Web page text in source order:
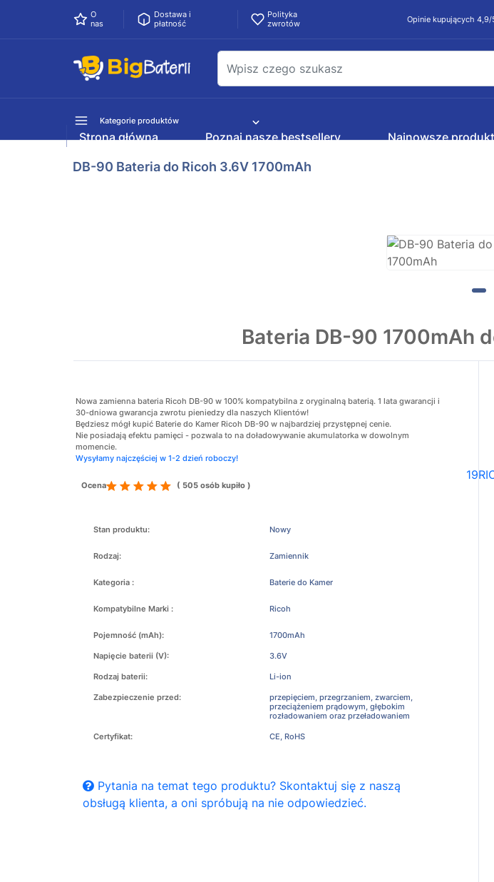
O
nas
Dostawa i
płatność
Polityka
zwrotów
Opinie kupujących 4,9/
Kategorie produktów
Strona główna Poznaj nasze bestsellery Najnowsze
DB-90 Bateria do Ricoh 3.6V 1700mAh
Bateria DB-90 1700mAh
Nowa zamienna bateria Ricoh DB-90 w 100% kompatybilna z oryginalną baterią. 1 lata gwarancji i
30-dniowa gwarancja zwrotu pieniedzy dla naszych Klientów!
Będziesz mógł kupić Baterie do Kamer Ricoh DB-90 w najbardziej przystępnej cenie.
Nie posiadają efektu pamięci - pozwala to na doładowywanie akumulatorka w dowolnym
momencie.
Wysyłamy najczęściej w 1-2 dzień roboczy!
Ocena ( 505 osób kupiło )
Stan produktu: Nowy
Rodzaj: Zamiennik
Kategoria : Baterie do Kamer
Kompatybilne Marki : Ricoh
Pojemność (mAh): 1700mAh
Napięcie baterii (V): 3.6V
Rodzaj baterii: Li-ion
Zabezpieczenie przed:
przepięciem, przegrzaniem, zwarciem,
przeciążeniem prądowym, głębokim
rozładowaniem oraz przeładowaniem
Certyfikat: CE, RoHS
Pytania na temat tego produktu? Skontaktuj się z naszą
obsługą klienta, a oni spróbują na nie odpowiedzieć.